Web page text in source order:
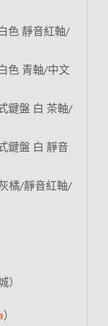
色 靜音紅軸/
色 青軸/中文
鍵盤 白 茶軸/
鍵盤 白 靜音
橘/靜音紅軸/
）
）